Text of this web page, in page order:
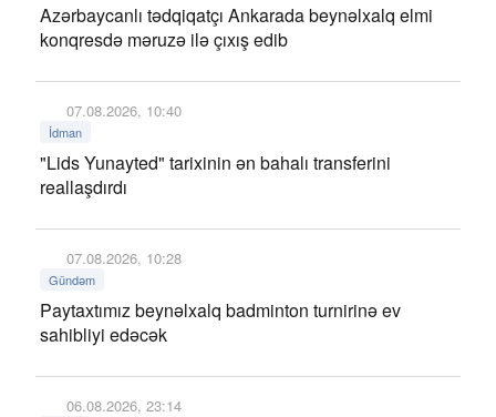
Azərbaycanlı tədqiqatçı Ankarada beynəlxalq elmi
konqresdə məruzə ilə çıxış edib
07.08.2026, 10:40
İdman
"Lids Yunayted" tarixinin ən bahalı transferini
reallaşdırdı
07.08.2026, 10:28
Gündəm
Paytaxtımız beynəlxalq badminton turnirinə ev
sahibliyi edəcək
06.08.2026, 23:14